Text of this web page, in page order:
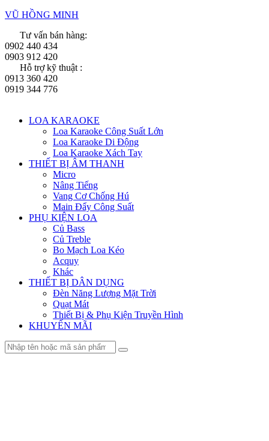
Skip
content
VŨ HỒNG MINH
Tư vấn bán hàng:
0902 440 434
0903 912 420
Hỗ trợ kỹ thuật :
0913 360 420
0919 344 776
Menu
LOA KARAOKE
Loa Karaoke Công Suất Lớn
Loa Karaoke Di Động
Loa Karaoke Xách Tay
THIẾT BỊ ÂM THANH
Micro
Nâng Tiếng
Vang Cơ Chống Hú
Main Đẩy Công Suất
PHỤ KIỆN LOA
Củ Bass
Củ Treble
Bo Mạch Loa Kéo
Acquy
Khác
THIẾT BỊ DÂN DỤNG
Đèn Năng Lượng Mặt Trời
Quạt Mát
Thiết Bị & Phụ Kiện Truyền Hình
KHUYẾN MÃI